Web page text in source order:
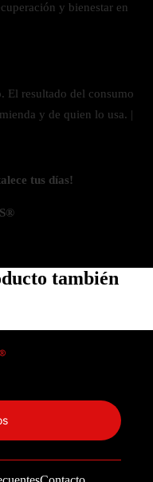
y bienestar en
El resultado del consumo
y de quien lo usa. |
tus días!
también